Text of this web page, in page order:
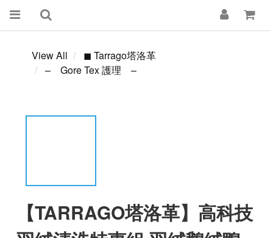
View All
◼ Tarrago塔洛革
– Gore Tex 護理 –
【TARRAGO塔洛革】高科技